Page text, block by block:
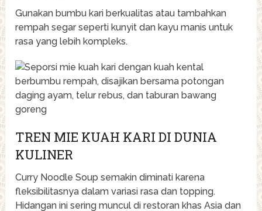
Gunakan bumbu kari berkualitas atau tambahkan
rempah segar seperti kunyit dan kayu manis untuk
rasa yang lebih kompleks.
TREN MIE KUAH KARI DI DUNIA
KULINER
Curry Noodle Soup semakin diminati karena
fleksibilitasnya dalam variasi rasa dan topping.
Hidangan ini sering muncul di restoran khas Asia dan